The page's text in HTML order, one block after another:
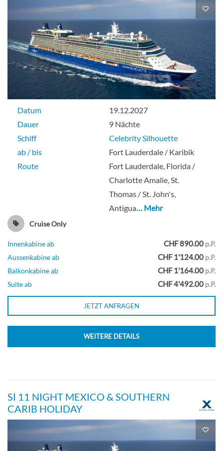
Deluxe Außenkabine mit Veranda-[SV]
Deck Continental
Balkonkabine
Deck Continental
Datum
19.12.2027
Dauer
9 Nächte
Schiff
Celebrity Silhouette
ab / bis
Fort Lauderdale / Karibik
Route
Fort Lauderdale, Florida /
Charlotte Amalie, St.
Thomas / St. John's,
Antigua… Mehr
Cruise Only
Innenkabine ab CHF 890.00 p.P.
Aussenkabine ab
CHF 1'124.00 p.P.
Balkonkabine ab
CHF 1'164.00 p.P.
Suite ab
CHF 4'492.00 p.P.
JETZT ANFRAGEN
WEITERE DETAILS
SI 11 NIGHT MEXICO & SOUTHERN
CARIB HOLIDAY